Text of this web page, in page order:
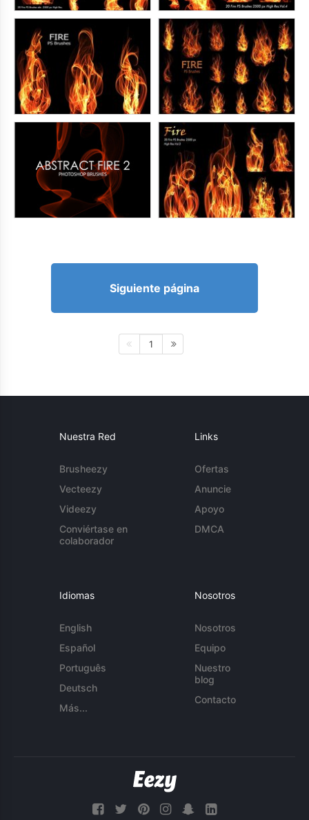
Siguiente página
1
Nuestra Red
Brusheezy
Vecteezy
Videezy
Conviértase en
colaborador
Links
Ofertas
Anuncie
Apoyo
DMCA
Idiomas
English
Español
Português
Deutsch
Más...
Nosotros
Nosotros
Equipo
Nuestro
blog
Contacto